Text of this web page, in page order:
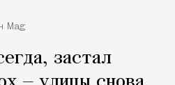
Mag
застал